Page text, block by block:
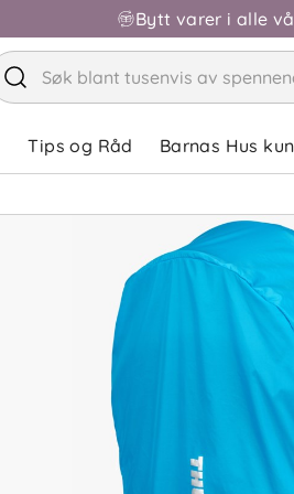
Bytt varer i alle
Tips og Råd Barnas Hus